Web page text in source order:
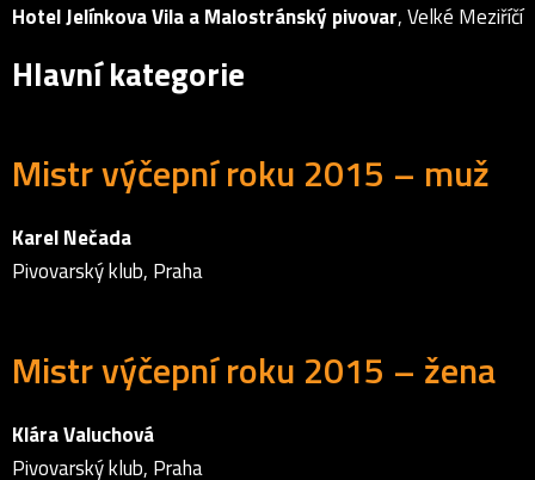
Hotel Jelínkova Vila a Malostránskýpivovar, Velké Meziříčí
Hlavní kategorie
Mistr výčepní roku 2015 – muž
Karel Nečada
Pivovarský klub, Praha
Mistr výčepní roku 2015 – žena
Klára Valuchová
Pivovarský klub, Praha